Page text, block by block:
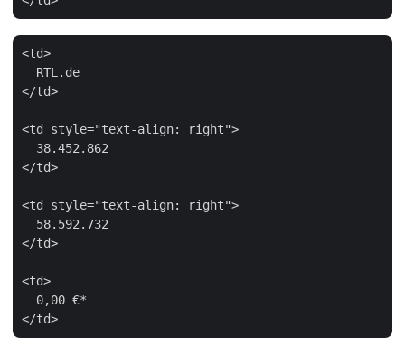
<td>
  RTL.de
</td>
<td style="text-align: right">
  38.452.862
</td>
<td style="text-align: right">
  58.592.732
</td>
<td>
  0,00 €*